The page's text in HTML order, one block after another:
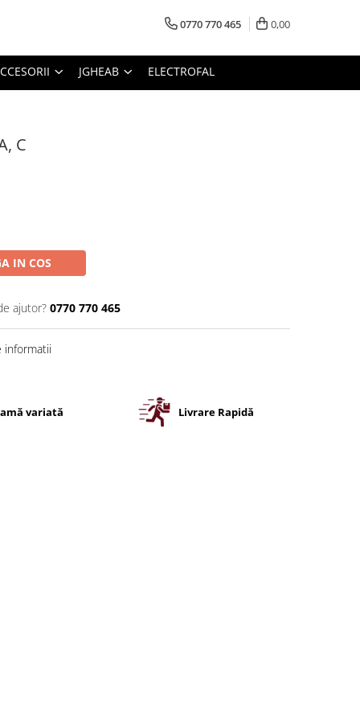
0770 770 465 0,00
JGHEAB ELECTROFAL
C
IN COS
ajutor? 0770 770 465
informatii
variată Livrare Rapidă